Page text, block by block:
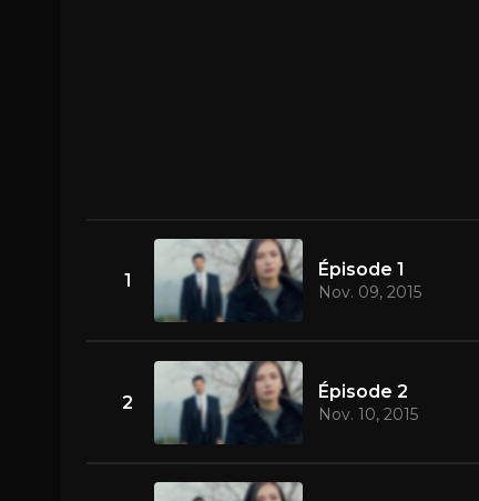
1
Épisode 1
Nov. 09, 2015
2
Épisode 2
Nov. 10, 2015